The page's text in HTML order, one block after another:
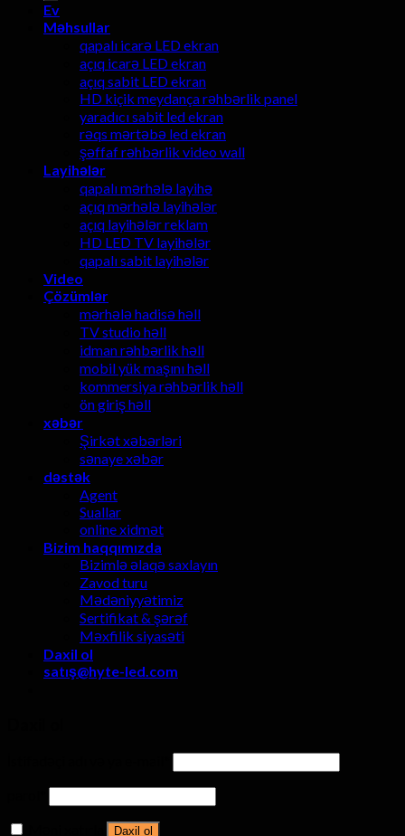
Ev
Məhsullar
qapalı icarə LED ekran
açıq icarə LED ekran
açıq sabit LED ekran
HD kiçik meydança rəhbərlik panel
yaradıcı sabit led ekran
rəqs mərtəbə led ekran
şəffaf rəhbərlik video wall
Layihələr
qapalı mərhələ layihə
açıq mərhələ layihələr
açıq layihələr reklam
HD LED TV layihələr
qapalı sabit layihələr
Video
Çözümlər
mərhələ hadisə həll
TV studio həll
idman rəhbərlik həll
mobil yük maşını həll
kommersiya rəhbərlik həll
ön giriş həll
xəbər
Şirkət xəbərləri
sənaye xəbər
dəstək
Agent
Suallar
online xidmət
Bizim haqqımızda
Bizimlə əlaqə saxlayın
Zavod turu
Mədəniyyətimiz
Sertifikat & şərəf
Məxfilik siyasəti
Daxil ol
satış@hyte-led.com
Daxil ol